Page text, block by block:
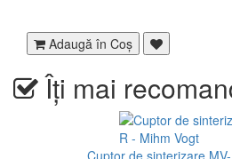
Adaugă în Coş
Îți mai
Cuptor de sinterizare